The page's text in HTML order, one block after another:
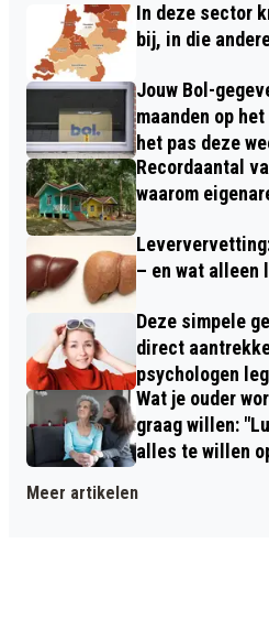
In deze sector
bij, in die
Jouw Bol-
maanden op
het pas deze
Recordaantal
waarom
– en wat alleen
Deze simpele
direct
psychologen
Wat je ouder
graag willen:
alles te willen
Meer artikelen